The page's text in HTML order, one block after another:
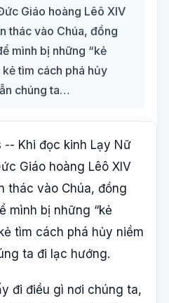
Giáo hoàng Lêô XIV
thác vào Chúa, đồng
mình bị những “kẻ
tìm cách phá hủy
chúng ta…
-- Khi đọc kinh Lạy Nữ
Giáo hoàng Lêô XIV
thác vào Chúa, đồng
mình bị những “kẻ
tìm cách phá hủy niềm
ta đi lạc hướng.
đi điều gì nơi chúng ta,